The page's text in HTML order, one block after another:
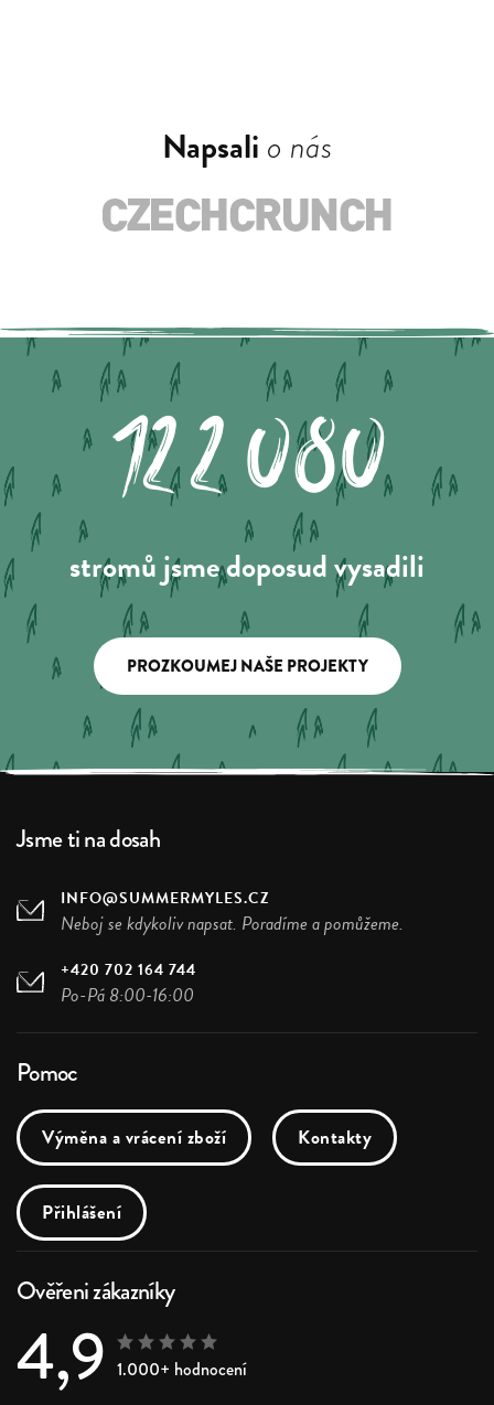
Napsali o nás
122.080
stromů jsme doposud vysadili
PROZKOUMEJ NAŠE PROJEKTY
Jsme ti na dosah
INFO@SUMMERMYLES.CZ
Neboj se kdykoliv napsat. Poradíme a pomůžeme.
+420 702 164 744
Po-Pá 8:00-16:00
Pomoc
Výměna a vrácení zboží Kontakty
Přihlášení
Ověřeni zákazníky
4,9 1.000+ hodnocení